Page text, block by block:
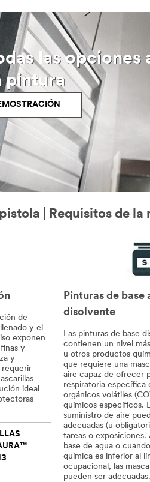
las opciones
pintura
| Requisitos de la
de
y el
exponen
y
y
requerir
ideal
Pinturas de base
disolvente
Las pinturas de base
contienen un nivel
u otros productos
que requiere una
aire capaz de ofrecer
respiratoria específica
orgánicos volátiles
químicos específicos.
suministro de aire
adecuadas (u
tareas o exposiciones.
base de agua o
química es inferior al
ocupacional, las
pueden ser adecuadas.